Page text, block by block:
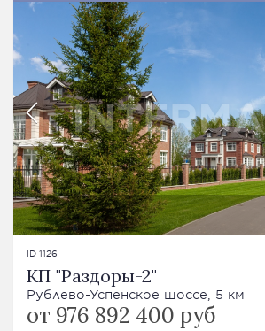
ID 1126
КП "Раздоры-2"
Рублево-Успенское шоссе, 5 км
от 976 892 400 руб